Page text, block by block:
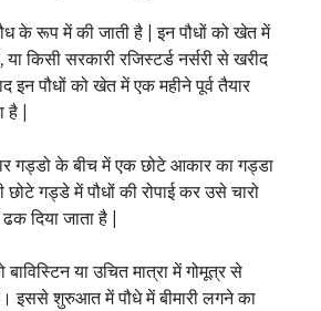
के रूप में की जाती है | इन पौधों को खेत में
किसी सरकारी रजिस्टर्ड नर्सरी से खरीद
इन पौधों को खेत में एक महीने पूर्व तैयार
|
गड्डो के बीच में एक छोटे आकार का गड्डा
छोटे गड्डे में पौधों की रोपाई कर उसे चारो
दिया जाता है |
या उचित मात्रा में गोमूत्र से
इससे शुरुआत में पौधे में बीमारी लगने का